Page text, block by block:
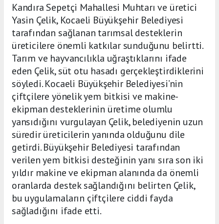
Kandıra Sepetçi Mahallesi Muhtarı ve üretici
Yasin Çelik, Kocaeli Büyükşehir Belediyesi
tarafından sağlanan tarımsal desteklerin
üreticilere önemli katkılar sunduğunu belirtti.
Tarım ve hayvancılıkla uğraştıklarını ifade
eden Çelik, süt otu hasadı gerçekleştirdiklerini
söyledi. Kocaeli Büyükşehir Belediyesi’nin
çiftçilere yönelik yem bitkisi ve makine-
ekipman desteklerinin üretime olumlu
yansıdığını vurgulayan Çelik, belediyenin uzun
süredir üreticilerin yanında olduğunu dile
getirdi. Büyükşehir Belediyesi tarafından
verilen yem bitkisi desteğinin yanı sıra son iki
yıldır makine ve ekipman alanında da önemli
oranlarda destek sağlandığını belirten Çelik,
bu uygulamaların çiftçilere ciddi fayda
sağladığını ifade etti.